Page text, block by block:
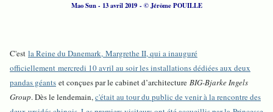
Mao Sun - 13 avril 2019 - © Jérôme POUILLE
C'est la Reine du Danemark, Margrethe II, qui a inauguré
officiellement mercredi 10 avril au soir les installations dédiées aux deux
pandas géants et conçues par le cabinet d’architecture BIG-Bjarke Ingels
Group. Dès le lendemain,c'était au tour du public de venir à la rencontre des